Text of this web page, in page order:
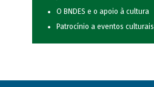
O BNDES e o apoio à cultura
Patrocínio a eventos culturais